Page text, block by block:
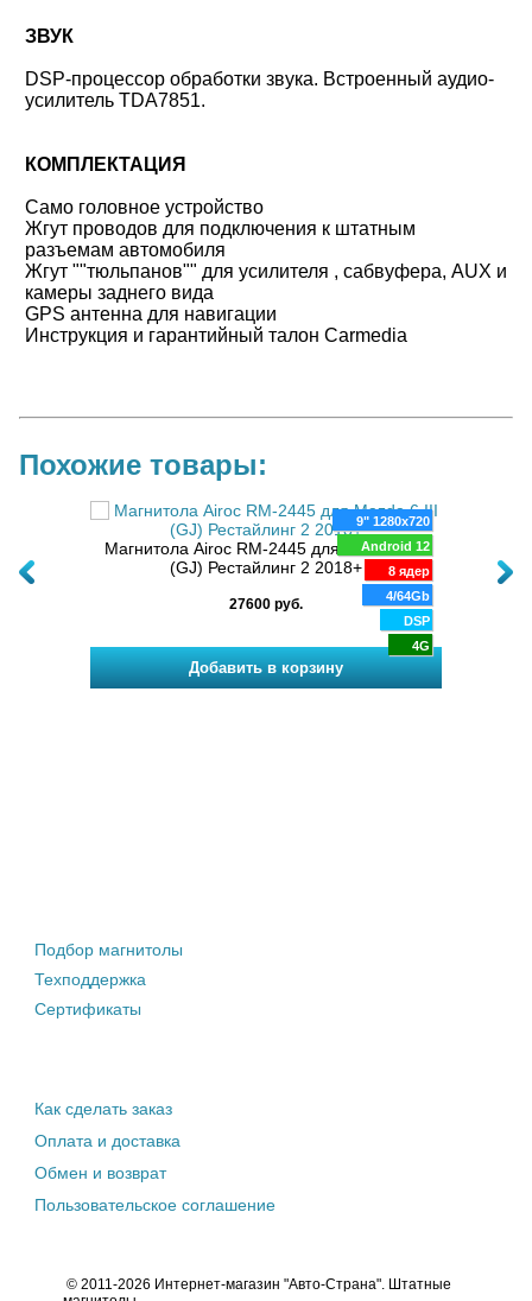
ЗВУК
DSP-процессор обработки звука. Встроенный аудио-
усилитель TDA7851.
КОМПЛЕКТАЦИЯ
Само головное устройство
Жгут проводов для подключения к штатным
разъемам автомобиля
Жгут ""тюльпанов"" для усилителя , сабвуфера, AUX и
камеры заднего вида
GPS антенна для навигации
Инструкция и гарантийный талон Carmedia
Похожие товары:
ядер
9" 1280x720
Android 12
8 ядер
4/64Gb
DSP
4G
Магнитола Airoc RM-2445 для Mazda 6 III
(GJ) Рестайлинг 2 2018+
27600 руб.
Подбор магнитолы
Техподдержка
Сертификаты
Как сделать заказ
Оплата и доставка
Обмен и возврат
Пользовательское соглашение
© 2011-2026 Интернет-магазин "Авто-Страна". Штатные